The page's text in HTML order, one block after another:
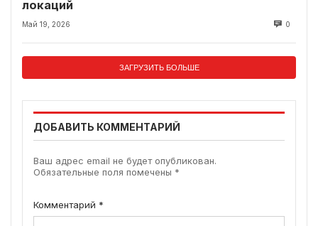
локаций
Май 19, 2026 0
ЗАГРУЗИТЬ БОЛЬШЕ
ДОБАВИТЬ КОММЕНТАРИЙ
Ваш адрес email не будет опубликован.
Обязательные поля помечены *
Комментарий *